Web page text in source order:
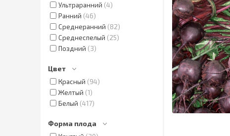
Ультраранний 4
Ранний 46
Среднеранний
82
Среднеспелый
25
Поздний
3
Цвет
Красный
94
Желтый 1
Белый 417
Форма плода